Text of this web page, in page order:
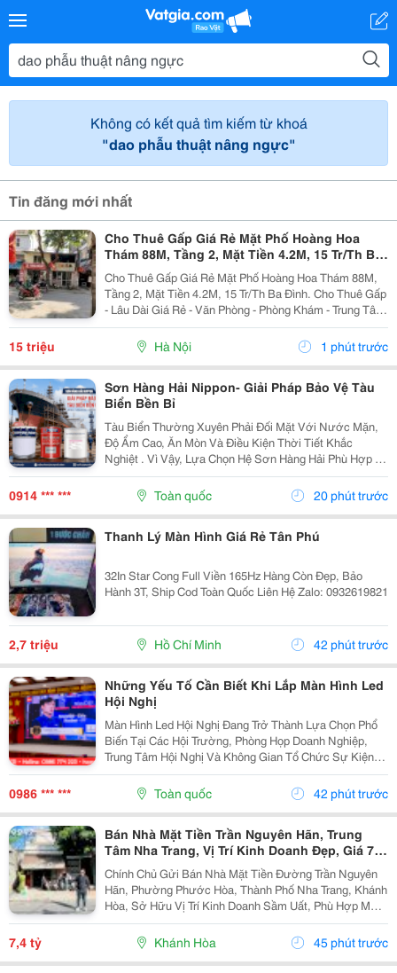
Không có kết quả tìm kiếm từ khoá
"dao phẫu thuật nâng ngực"
Tin đăng mới nhất
Cho Thuê Gấp Giá Rẻ Mặt Phố Hoàng Hoa
Thám 88M, Tầng 2, Mặt Tiền 4.2M, 15 Tr/Th Ba
Đình.
Cho Thuê Gấp Giá Rẻ Mặt Phố Hoàng Hoa Thám 88M,
Tầng 2, Mặt Tiền 4.2M, 15 Tr/Th Ba Đình. Cho Thuê Gấp
- Lâu Dài Giá Rẻ - Văn Phòng - Phòng Khám - Trung Tâm
Văn Hóa - Gia Đình Ở - Thang Máy - Có Chỗ Để Xe Máy.
Mô Tả: + Cho Thuê Gấp, Giá Rẻ, Lâu Dài...
15 triệu Hà Nội 1 phút trước
Sơn Hàng Hải Nippon- Giải Pháp Bảo Vệ Tàu
Biển Bền Bỉ
Tàu Biển Thường Xuyên Phải Đối Mặt Với Nước Mặn,
Độ Ẩm Cao, Ăn Mòn Và Điều Kiện Thời Tiết Khắc
Nghiệt . Vì Vậy, Lựa Chọn Hệ Sơn Hàng Hải Phù Hợp Là
Yếu Tố Quan Trọng Giúp Bảo Vệ Bề Mặt Và Nâng Cao
Độ Bền Công Trình. Sơn Hàng Hải Nippon Được Ứng...
0914 *** *** Toàn quốc 20 phút trước
Thanh Lý Màn Hình Giá Rẻ Tân Phú
32In Star Cong Full Viền 165Hz Hàng Còn Đẹp, Bảo
Hành 3T, Ship Cod Toàn Quốc Liên Hệ Zalo: 0932619821
2,7 triệu Hồ Chí Minh 42 phút trước
Những Yếu Tố Cần Biết Khi Lắp Màn Hình Led
Hội Nghị
Màn Hình Led Hội Nghị Đang Trở Thành Lựa Chọn Phổ
Biến Tại Các Hội Trường, Phòng Họp Doanh Nghiệp,
Trung Tâm Hội Nghị Và Không Gian Tổ Chức Sự Kiện
Nhờ Khả Năng Hiển Thị Hình Ảnh Lớn, Rõ Nét Và Ổn
Định. Tuy Nhiên, Để Lựa Chọn Được Hệ Thống...
0986 *** *** Toàn quốc 42 phút trước
Bán Nhà Mặt Tiền Trần Nguyên Hãn, Trung
Tâm Nha Trang, Vị Trí Kinh Doanh Đẹp, Giá 7,4
Tỷ
Chính Chủ Gửi Bán Nhà Mặt Tiền Đường Trần Nguyên
Hãn, Phường Phước Hòa, Thành Phố Nha Trang, Khánh
Hòa, Sở Hữu Vị Trí Kinh Doanh Sầm Uất, Phù Hợp Mở
Cửa Hàng, Văn Phòng, Showroom Hoặc Đầu Tư Cho
Thuê Lâu Dài. Thông Tin Chi Tiết. - Địa Chỉ: Số...
7,4 tỷ Khánh Hòa 45 phút trước